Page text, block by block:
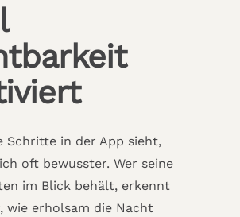
Schritte in der App sieht,
oft bewusster. Wer seine
im Blick behält, erkennt
wie erholsam die Nacht